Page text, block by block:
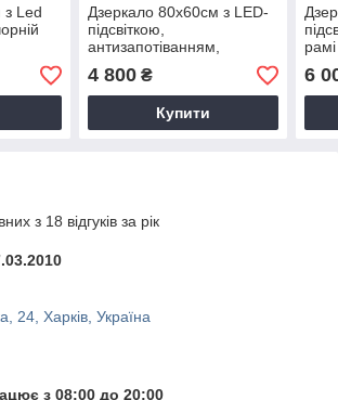
з Led
Дзеркало 80х60см з LED-
підсвіткою,
антизапотіванням,
годинником та сенсорами
4 800₴
Купити
6
з 18 відгуків за рік
24, Харків, Україна
з 08:00 до 20:00